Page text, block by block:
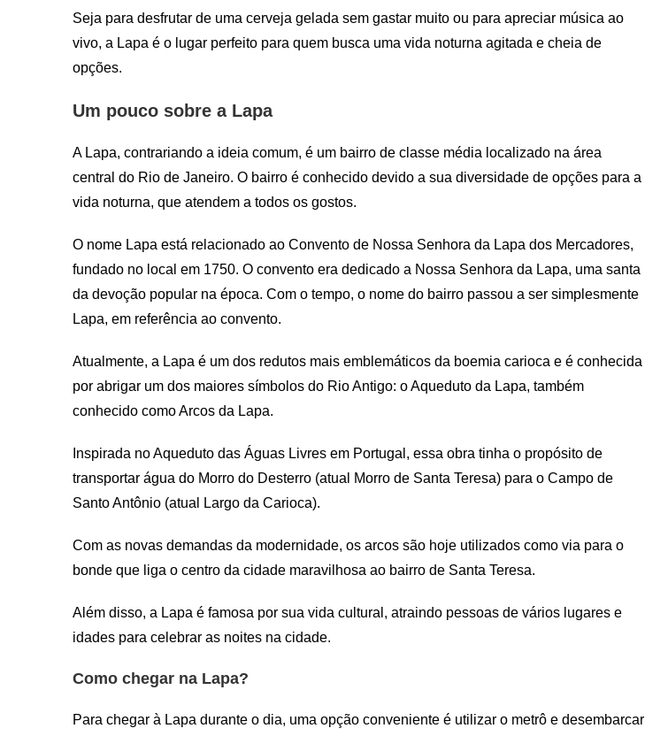
Seja para desfrutar de uma cerveja gelada sem gastar muito ou para apreciar música ao
vivo, a Lapa é o lugar perfeito para quem busca uma vida noturna agitada e cheia de
opções.
Um pouco sobre a Lapa
A Lapa, contrariando a ideia comum, é um bairro de classe média localizado na área
central do Rio de Janeiro. O bairro é conhecido devido a sua diversidade de opções para a
vida noturna, que atendem a todos os gostos.
O nome Lapa está relacionado ao Convento de Nossa Senhora da Lapa dos Mercadores,
fundado no local em 1750. O convento era dedicado a Nossa Senhora da Lapa, uma santa
da devoção popular na época. Com o tempo, o nome do bairro passou a ser simplesmente
Lapa, em referência ao convento.
Atualmente, a Lapa é um dos redutos mais emblemáticos da boemia carioca e é conhecida
por abrigar um dos maiores símbolos do Rio Antigo: o Aqueduto da Lapa, também
conhecido como Arcos da Lapa.
Inspirada no Aqueduto das Águas Livres em Portugal, essa obra tinha o propósito de
transportar água do Morro do Desterro (atual Morro de Santa Teresa) para o Campo de
Santo Antônio (atual Largo da Carioca).
Com as novas demandas da modernidade, os arcos são hoje utilizados como via para o
bonde que liga o centro da cidade maravilhosa ao bairro de Santa Teresa.
Além disso, a Lapa é famosa por sua vida cultural, atraindo pessoas de vários lugares e
idades para celebrar as noites na cidade.
Como chegar na Lapa?
Para chegar à Lapa durante o dia, uma opção conveniente é utilizar o metrô e desembarcar